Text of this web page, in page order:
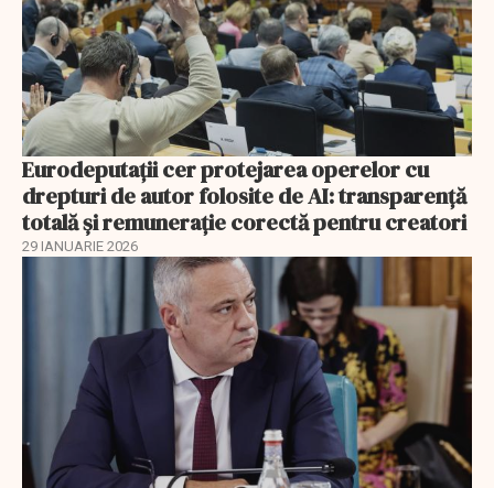
Eurodeputații cer protejarea operelor cu
drepturi de autor folosite de AI: transparență
totală și remunerație corectă pentru creatori
29 IANUARIE 2026